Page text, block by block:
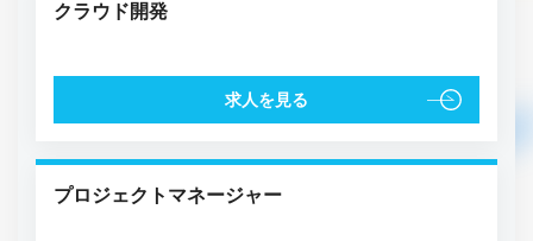
クラウド開発
求人を見る
プロジェクトマネージャー